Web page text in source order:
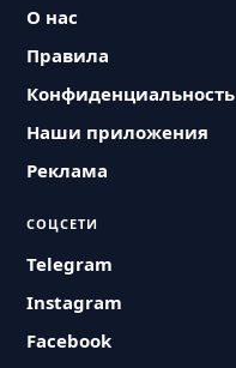
О нас
Правила
Конфиденциальность
Наши приложения
Реклама
СОЦСЕТИ
Telegram
Instagram
Facebook